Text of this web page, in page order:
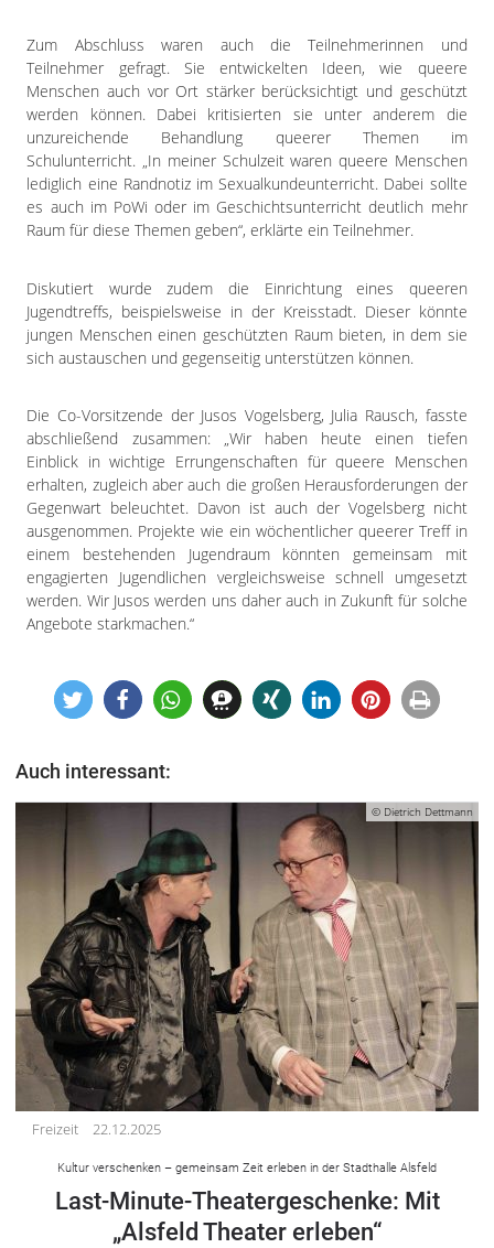
Zum Abschluss waren auch die Teilnehmerinnen und
Teilnehmer gefragt. Sie entwickelten Ideen, wie queere
Menschen auch vor Ort stärker berücksichtigt und geschützt
werden können. Dabei kritisierten sie unter anderem die
unzureichende Behandlung queerer Themen im
Schulunterricht. „In meiner Schulzeit waren queere Menschen
lediglich eine Randnotiz im Sexualkundeunterricht. Dabei sollte
es auch im PoWi oder im Geschichtsunterricht deutlich mehr
Raum für diese Themen geben“, erklärte ein Teilnehmer.
Diskutiert wurde zudem die Einrichtung eines queeren
Jugendtreffs, beispielsweise in der Kreisstadt. Dieser könnte
jungen Menschen einen geschützten Raum bieten, in dem sie
sich austauschen und gegenseitig unterstützen können.
Die Co-Vorsitzende der Jusos Vogelsberg, Julia Rausch, fasste
abschließend zusammen: „Wir haben heute einen tiefen
Einblick in wichtige Errungenschaften für queere Menschen
erhalten, zugleich aber auch die großen Herausforderungen der
Gegenwart beleuchtet. Davon ist auch der Vogelsberg nicht
ausgenommen. Projekte wie ein wöchentlicher queerer Treff in
einem bestehenden Jugendraum könnten gemeinsam mit
engagierten Jugendlichen vergleichsweise schnell umgesetzt
werden. Wir Jusos werden uns daher auch in Zukunft für solche
Angebote starkmachen.“
Auch interessant:
© Dietrich Dettmann
Freizeit 22.12.2025
Kultur verschenken – gemeinsam Zeit erleben in der Stadthalle Alsfeld
Last-Minute-Theatergeschenke: Mit
„Alsfeld Theater erleben“